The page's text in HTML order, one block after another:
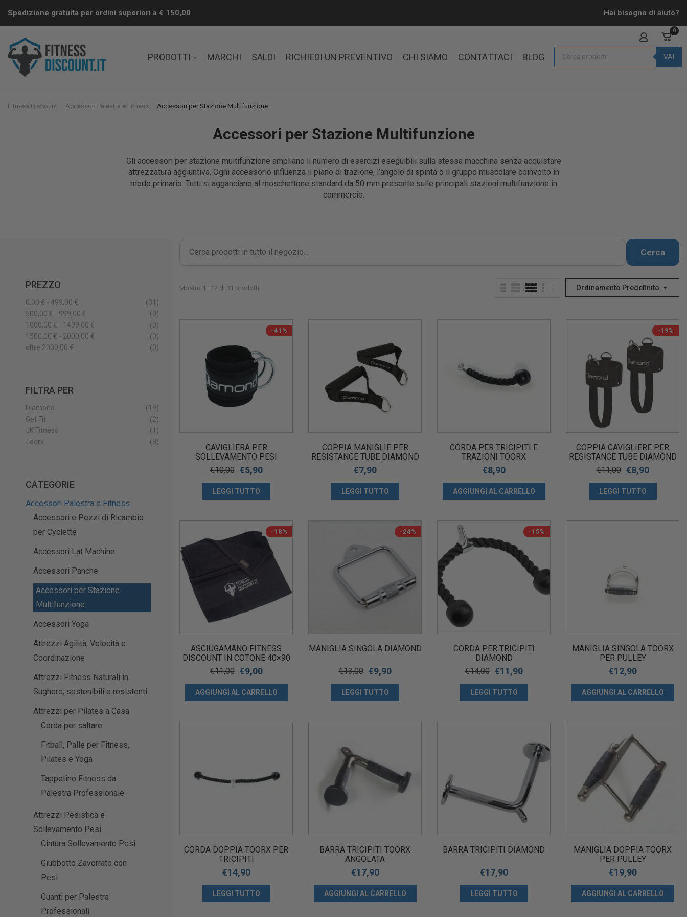
Spedizione gratuita per ordini superiori a € 150,00 Hai bisogno di aiuto?
PRODOTTI MARCHI SALDI RICHIEDI UN PREVENTIVO CHI SIAMO CONTATTACI BLOG
0
VAI
Fitness Discount Accessori Palestra e Fitness Accessori per Stazione Multifunzione
Accessori per Stazione Multifunzione
Gli accessori per stazione multifunzione ampliano il numero di esercizi eseguibili sulla stessa macchina senza acquistare
attrezzatura aggiuntiva. Ogni accessorio influenza il piano di trazione, l’angolo di spinta o il gruppo muscolare coinvolto in
modo primario. Tutti si agganciano al moschettone standard da 50 mm presente sulle principali stazioni multifunzione in
commercio.
PREZZO
0,00 € - 499,00 €
(31)
500,00 € - 999,00 €
(0)
1000,00 € - 1499,00 €
(0)
1500,00 € - 2000,00 €
(0)
oltre 2000,00 €
(0)
FILTRA PER
Diamond
(19)
Get Fit
(2)
JK Fitness
(1)
Toorx
(8)
CATEGORIE
Accessori Palestra e Fitness
Accessori e Pezzi di Ricambio
per Cyclette
Accessori Lat Machine
Accessori Panche
Accessori per Stazione
Multifunzione
Accessori Yoga
Attrezzi Agilità, Velocità e
Coordinazione
Attrezzi Fitness Naturali in
Sughero, sostenibili e resistenti
Attrezzi per Pilates a Casa
Corda per saltare
Fitball, Palle per Fitness,
Pilates e Yoga
Tappetino Fitness da
Palestra Professionale
Attrezzi Pesistica e
Sollevamento Pesi
Cintura Sollevamento Pesi
Giubbotto Zavorrato con
Pesi
Guanti per Palestra
Professionali
Cerca
Ordinamento Predefinito
Mostro 1–12 di 31 prodotti
-41%
CAVIGLIERA PER
SOLLEVAMENTO PESI
DIAMOND
€10,00 €5,90
LEGGI TUTTO
COPPIA MANIGLIE PER
RESISTANCE TUBE DIAMOND
€7,90
LEGGI TUTTO
CORDA PER TRICIPITI E
TRAZIONI TOORX
€8,90
AGGIUNGI AL CARRELLO
-19%
COPPIA CAVIGLIERE PER
RESISTANCE TUBE DIAMOND
€11,00 €8,90
LEGGI TUTTO
-18%
ASCIUGAMANO FITNESS
DISCOUNT IN COTONE 40×90
CM
€11,00 €9,00
AGGIUNGI AL CARRELLO
-24%
MANIGLIA SINGOLA DIAMOND
€13,00 €9,90
LEGGI TUTTO
-15%
CORDA PER TRICIPITI
DIAMOND
€14,00 €11,90
LEGGI TUTTO
MANIGLIA SINGOLA TOORX
PER PULLEY
€12,90
AGGIUNGI AL CARRELLO
CORDA DOPPIA TOORX PER
TRICIPITI
€14,90
LEGGI TUTTO
BARRA TRICIPITI TOORX
ANGOLATA
€17,90
AGGIUNGI AL CARRELLO
BARRA TRICIPITI DIAMOND
€17,90
LEGGI TUTTO
MANIGLIA DOPPIA TOORX
PER PULLEY
€19,90
AGGIUNGI AL CARRELLO